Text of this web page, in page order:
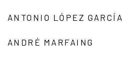
ANTONIO LÓPEZ GARCÍA
ANDRÉ MARFAING